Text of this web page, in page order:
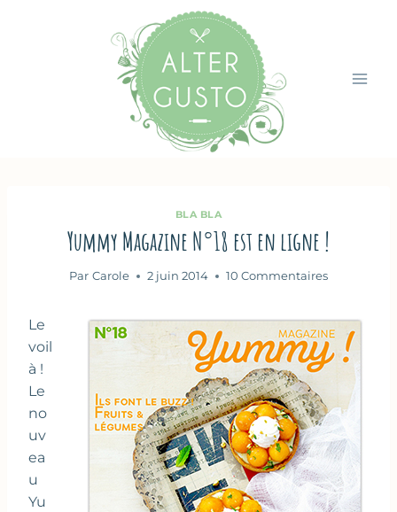
BLA BLA
Yummy Magazine N°18 est en ligne !
Par Carole 2 juin 2014 10 Commentaires
Le
voil
à !
Le
no
uv
ea
u
Yu